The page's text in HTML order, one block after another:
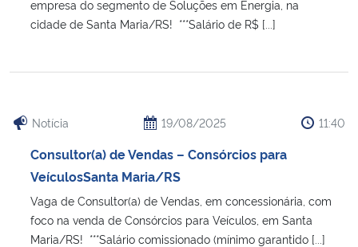
empresa do segmento de Soluções em Energia, na
cidade de Santa Maria/RS! ***Salário de R$ [...]
Notícia 19/08/2025 11:40
Consultor(a) de Vendas – Consórcios para
VeículosSanta Maria/RS
Vaga de Consultor(a) de Vendas, em concessionária, com
foco na venda de Consórcios para Veículos, em Santa
Maria/RS! ***Salário comissionado (mínimo garantido [...]